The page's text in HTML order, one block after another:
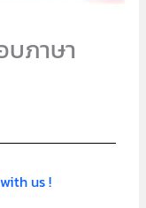
ภาษา
us !